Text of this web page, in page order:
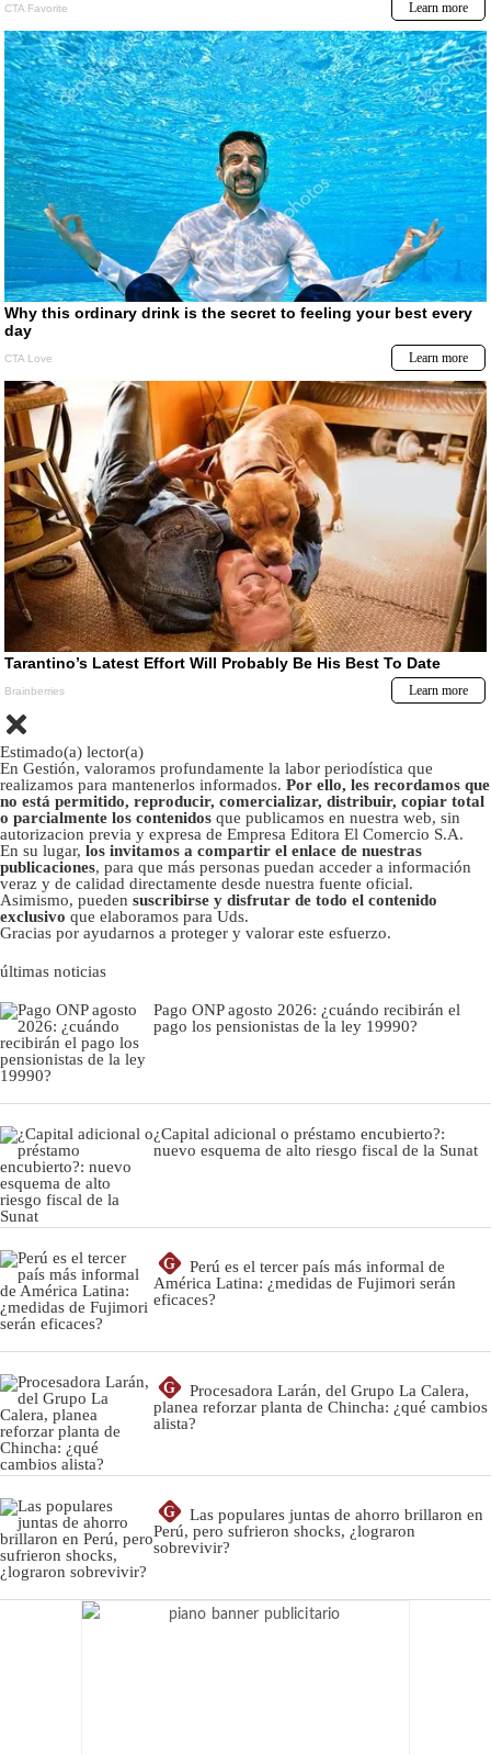
Estimado(a) lector(a)
En Gestión, valoramos profundamente la labor periodística que
realizamos para mantenerlos informados. Por ello, les recordamos que
no está permitido, reproducir, comercializar, distribuir, copiar total
o parcialmente los contenidos que publicamos en nuestra web, sin
autorizacion previa y expresa de Empresa Editora El Comercio S.A.
En su lugar, los invitamos a compartir el enlace de nuestras
publicaciones, para que más personas puedan acceder a información
veraz y de calidad directamente desde nuestra fuente oficial.
Asimismo, pueden suscribirse y disfrutar de todo el contenido
exclusivo que elaboramos para Uds.
Gracias por ayudarnos a proteger y valorar este esfuerzo.
últimas noticias
Pago ONP agosto 2026: ¿cuándo recibirán el
pago los pensionistas de la ley 19990?
¿Capital adicional o préstamo encubierto?:
nuevo esquema de alto riesgo fiscal de la Sunat
G
Perú es el tercer país más informal de
América Latina: ¿medidas de Fujimori serán
eficaces?
G
Procesadora Larán, del Grupo La Calera,
planea reforzar planta de Chincha: ¿qué cambios
alista?
G
Las populares juntas de ahorro brillaron en
Perú, pero sufrieron shocks, ¿lograron
sobrevivir?